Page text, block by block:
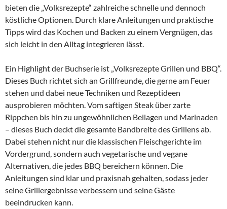
bieten die „Volksrezepte“ zahlreiche schnelle und dennoch
köstliche Optionen. Durch klare Anleitungen und praktische
Tipps wird das Kochen und Backen zu einem Vergnügen, das
sich leicht in den Alltag integrieren lässt.
Ein Highlight der Buchserie ist „Volksrezepte Grillen und BBQ“.
Dieses Buch richtet sich an Grillfreunde, die gerne am Feuer
stehen und dabei neue Techniken und Rezeptideen
ausprobieren möchten. Vom saftigen Steak über zarte
Rippchen bis hin zu ungewöhnlichen Beilagen und Marinaden
– dieses Buch deckt die gesamte Bandbreite des Grillens ab.
Dabei stehen nicht nur die klassischen Fleischgerichte im
Vordergrund, sondern auch vegetarische und vegane
Alternativen, die jedes BBQ bereichern können. Die
Anleitungen sind klar und praxisnah gehalten, sodass jeder
seine Grillergebnisse verbessern und seine Gäste
beeindrucken kann.